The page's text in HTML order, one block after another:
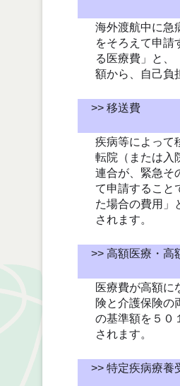
海外渡航中に急
をそろえて申請
る医療費」と、
額から、自己負
>> 移送費
疾病等によって
転院（または入
連合が、緊急そ
て申請すること
た場合の費用」
されます。
>> 高額医療・高
医療費が高額に
険と介護保険の
の基準額を５０
されます。
>> 特定疾病療養